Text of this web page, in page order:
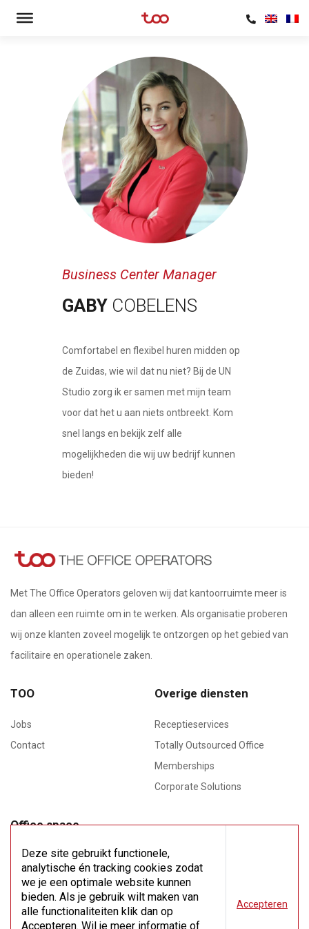
Business Center Manager
GABYCOBELENS
Comfortabel en flexibel huren midden op
de Zuidas, wie wil dat nu niet? Bij de UN
Studio zorg ik er samen met mijn team
voor dat het u aan niets ontbreekt. Kom
snel langs en bekijk zelf alle
mogelijkheden die wij uw bedrijf kunnen
bieden!
Met The Office Operators geloven wij dat kantoorruimte meer is
dan alleen een ruimte om in te werken. Als organisatie proberen
wij onze klanten zoveel mogelijk te ontzorgen op het gebied van
facilitaire en operationele zaken.
TOO
Jobs
Contact
Overige diensten
Receptieservices
Totally Outsourced Office
Memberships
Corporate Solutions
Office space
Meeting rooms
Flex space
Virtual office
Deze site gebruikt functionele,
analytische én tracking cookies zodat
we je een optimale website kunnen
bieden. Als je gebruik wilt maken van
alle functionaliteiten klik dan op
Accepteren. Wil je meer informatie of
Accepteren